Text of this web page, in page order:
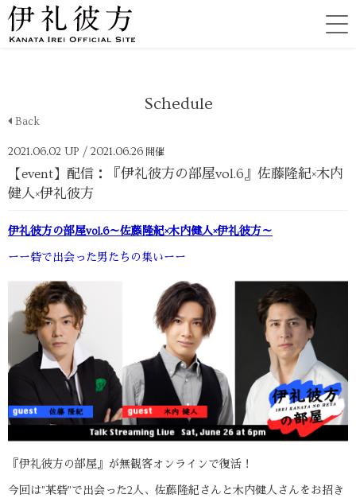
Schedule
Back
2021.06.02 UP / 2021.06.26 開催
【event】配信：『伊礼彼方の部屋vol.6』佐藤隆紀×木内
健人×伊礼彼方
伊礼彼方の部屋vol.6～佐藤隆紀×木内健人×伊礼彼方～
ーー砦で出会った男たちの集いーー
『伊礼彼方の部屋』が無観客オンラインで復活！
今回は"某砦"で出会った2人、佐藤隆紀さんと木内健人さんをお招き